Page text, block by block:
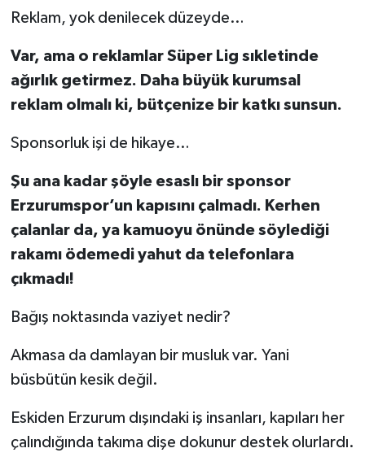
Reklam, yok denilecek düzeyde…
Var, ama o reklamlar Süper Lig sıkletinde
ağırlık getirmez. Daha büyük kurumsal
reklam olmalı ki, bütçenize bir katkı sunsun.
Sponsorluk işi de hikaye…
Şu ana kadar şöyle esaslı bir sponsor
Erzurumspor’un kapısını çalmadı. Kerhen
çalanlar da, ya kamuoyu önünde söylediği
rakamı ödemedi yahut da telefonlara
çıkmadı!
Bağış noktasında vaziyet nedir?
Akmasa da damlayan bir musluk var. Yani
büsbütün kesik değil.
Eskiden Erzurum dışındaki iş insanları, kapıları her
çalındığında takıma dişe dokunur destek olurlardı.